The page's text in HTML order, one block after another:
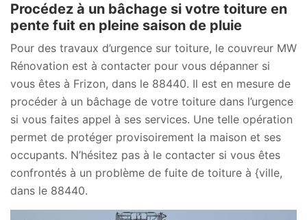
Procédez à un bâchage si votre toiture en
pente fuit en pleine saison de pluie
Pour des travaux d’urgence sur toiture, le couvreur MW
Rénovation est à contacter pour vous dépanner si
vous êtes à Frizon, dans le 88440. Il est en mesure de
procéder à un bâchage de votre toiture dans l’urgence
si vous faites appel à ses services. Une telle opération
permet de protéger provisoirement la maison et ses
occupants. N’hésitez pas à le contacter si vous êtes
confrontés à un problème de fuite de toiture à {ville,
dans le 88440.